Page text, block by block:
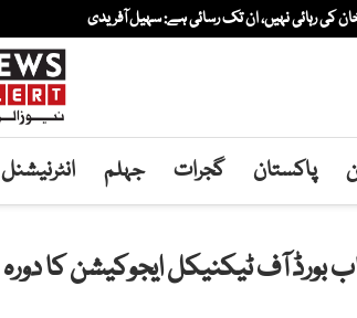
کی رہائی نہیں، ان تک رسائی ہے: سہیل آفریدی
پاکستان گجرات جہلم انٹرنیشنل
بورڈ آف ٹیکنیکل ایجوکیشن کا دورہ